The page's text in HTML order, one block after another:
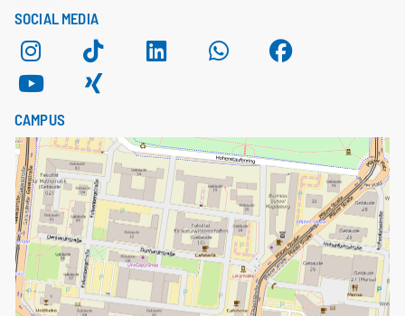
SOCIAL MEDIA
CAMPUS